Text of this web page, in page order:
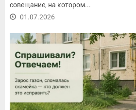
совещание, на котором...
01.07.2026